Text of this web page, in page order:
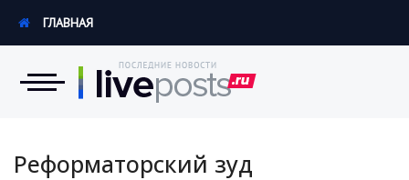
Новости
ГЛАВНАЯ
Реформаторский зуд